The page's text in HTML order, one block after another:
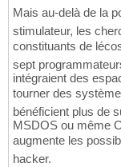
Mais au-delà de la
stimulateur, les
constituants de
sept
intégraient des
tourner des
bénéficient plus de
MSDOS ou même
augmente les
hacker.